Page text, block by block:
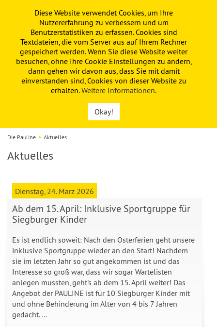
PAULINE KITA FÖRDERVEREIN
Die Pauline Aktuelles
Aktuelles
Dienstag, 24. März 2026
Ab dem 15. April: Inklusive Sportgruppe für
Siegburger Kinder
Es ist endlich soweit: Nach den Osterferien geht unsere
inklusive Sportgruppe wieder an den Start! Nachdem
sie im letzten Jahr so gut angekommen ist und das
Interesse so groß war, dass wir sogar Wartelisten
anlegen mussten, geht's ab dem 15. April weiter! Das
Angebot der PAULINE ist für 10 Siegburger Kinder mit
und ohne Behinderung im Alter von 4 bis 7 Jahren
gedacht. …
Diese Website verwendet Cookies, um Ihre
Nutzererfahrung zu verbessern und um
Benutzerstatistiken zu erfassen. Cookies sind
Textdateien, die vom Server aus auf Ihrem Rechner
gespeichert werden. Wenn Sie diese Website weiter
besuchen, ohne Ihre Cookie Einstellungen zu ändern,
dann gehen wir davon aus, dass Sie mit damit
einverstanden sind, Cookies von dieser Website zu
erhalten.Weitere Informationen.
Okay!